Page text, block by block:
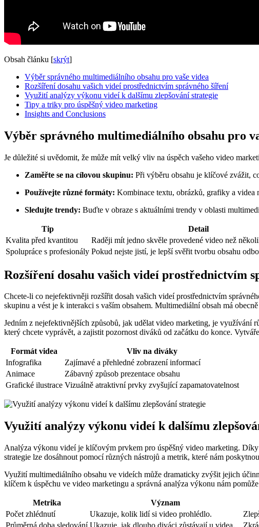
Obsah článku [skrýt]
Výběr správného multimediálního obsahu pro vaše videa
Rozšíření dosahu vašich videí prostřednictvím správného šíření
Využití analýzy výkonu videí k dalšímu zlepšování strategie
Tipy a triky pro úspěšný video marketing
Insights and Conclusions
Výběr správného multimediálního obsahu pro
Je důležité si uvědomit, že může mít velký vliv na úspěch vašeho video
Zaměřte se na cílovou skupinu: Při výběru obsahu je klíčové zvážit,
Používejte různé formáty: Kombinace textu, obrázků, grafiky a
Sledujte trendy: Buďte v obraze s aktuálními trendy v oblasti
Tip
Detail
Kvalita před kvantitou
Raději mít jedno skvěle provedené video než
Spolupráce s profesionály Pokud nejste jistí, je lepší svěřit tvorbu obsahu
Rozšíření dosahu vašich videí prostřednictvím
Chcete-li co nejefektivněji rozšířit dosah vašich videí prostřednictvím
skupinu a vést je k interakci s vaším obsahem. Multimediální obsah má
Jedním z nejefektivnějších způsobů, jak udělat video marketing, je
který chcete vyprávět, a zajistit pozornost diváků od začátku do konce.
Formát videa
Vliv na diváky
Infografika
Zajímavé a přehledné zobrazení informací
Animace
Zábavný způsob prezentace obsahu
Grafické ilustrace Vizuálně atraktivní prvky zvyšující zapamatovatelnost
Využití analýzy výkonu videí k dalšímu
Analýza výkonu videí je klíčovým prvkem pro úspěšný video marketing.
strategie lze dosáhnout pomocí různých nástrojů a metrik, které nám
Využití multimediálního obsahu ve videích může dramaticky zvýšit jejich
klíčem k úspěchu ve video marketingu a správná analýza výkonu nám
Metrika Význam
Počet zhlédnutí
Ukazuje, kolik lidí si video prohlédlo.